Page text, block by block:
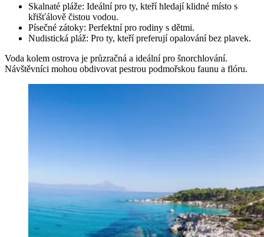
Skalnaté pláže: Ideální pro ty, kteří hledají klidné místo s
křišťálově čistou vodou.
Písečné zátoky: Perfektní pro rodiny s dětmi.
Nudistická pláž: Pro ty, kteří preferují opalování bez plavek.
Voda kolem ostrova je průzračná a ideální pro šnorchlování.
Návštěvníci mohou obdivovat pestrou podmořskou faunu a flóru.